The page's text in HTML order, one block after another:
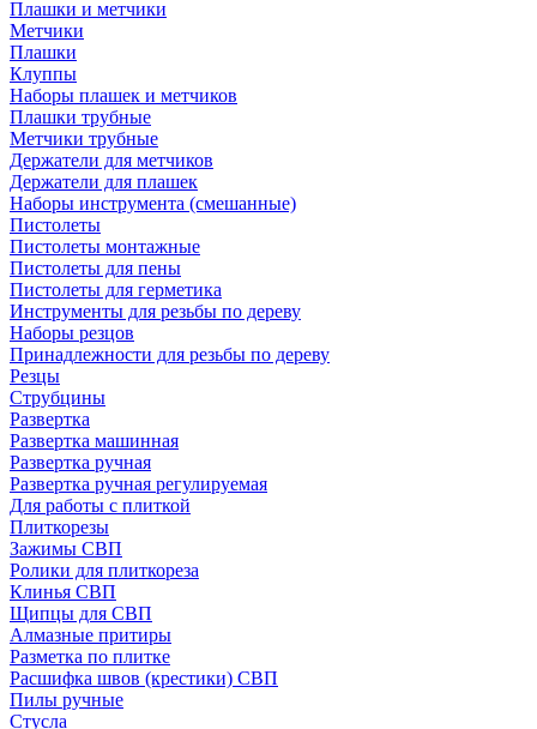
Плашки и метчики
Метчики
Плашки
Клуппы
Наборы плашек и метчиков
Плашки трубные
Метчики трубные
Держатели для метчиков
Держатели для плашек
Наборы инструмента (смешанные)
Пистолеты
Пистолеты монтажные
Пистолеты для пены
Пистолеты для герметика
Инструменты для резьбы по дереву
Наборы резцов
Принадлежности для резьбы по дереву
Резцы
Струбцины
Развертка
Развертка машинная
Развертка ручная
Развертка ручная регулируемая
Для работы с плиткой
Плиткорезы
Зажимы СВП
Ролики для плиткореза
Клинья СВП
Щипцы для СВП
Алмазные притиры
Разметка по плитке
Расшифка швов (крестики) СВП
Пилы ручные
Стусла